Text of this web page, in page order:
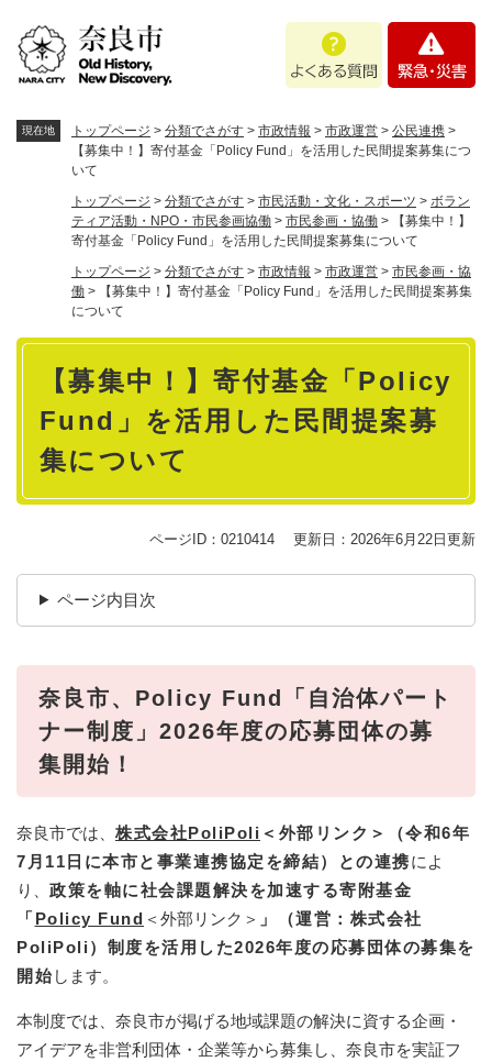
あ
問
・
現在地 トップページ > 分類でさがす > 市政情報 > 市政運営 > 公民連携 >
【募集中！】寄付基金「Policy Fund」を活用した民間提案募集につ
いて
トップページ > 分類でさがす > 市民活動・文化・スポーツ > ボラン
ティア活動・NPO・市民参画協働 > 市民参画・協働 >
【募集中！】
寄付基金「Policy Fund」を活用した民間提案募集について
トップページ > 分類でさがす > 市政情報 > 市政運営 > 市民参画・協
働 >
【募集中！】寄付基金「Policy Fund」を活用した民間提案募集
について
本
【募集中！】寄付基金「Policy
Fund」を活用した民間提案募
集について
ページID：0210414 更新日：2026年6月22日更新
ページ内目次
奈良市、Policy Fund「自治体パート
ナー制度」2026年度の応募団体の募
集開始！
奈良市では、 株式会社PoliPoli ＜外部リンク＞
（令和6年
7月11日に本市と事業連携協定を締結​）との連携によ
り、 政策を軸に社会課題解決を加速する寄附基金
「 Policy Fund ＜外部リンク＞ 」（運営：株式会社
PoliPoli）制度を活用した2026年度の応募団体の募集を
開始 します。
本制度では、奈良市が掲げる地域課題の解決に資する企画・
アイデアを非営利団体・企業等から募集し、奈良市を実証フ